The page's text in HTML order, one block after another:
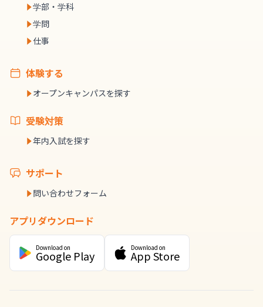
学部・学科
学問
仕事
体験する
オープンキャンパスを探す
受験対策
年内入試を探す
サポート
問い合わせフォーム
アプリダウンロード
Download on
Google Play
Download on
App Store